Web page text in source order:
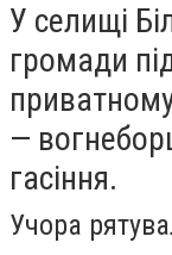
У селищі
громади
—
гасіння.
Учора